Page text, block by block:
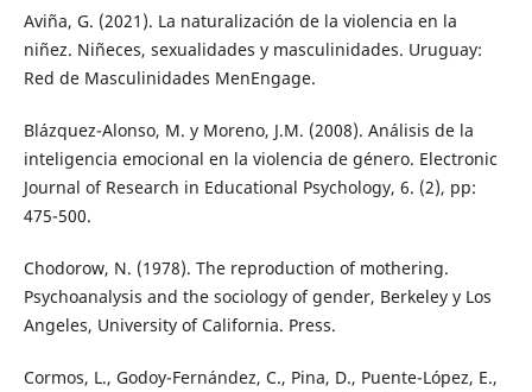
Aviña, G. (2021). La naturalización de la violencia en la
niñez. Niñeces, sexualidades y masculinidades. Uruguay:
Red de Masculinidades MenEngage.
Blázquez-Alonso, M. y Moreno, J.M. (2008). Análisis de la
inteligencia emocional en la violencia de género. Electronic
Journal of Research in Educational Psychology, 6. (2), pp:
475-500.
Chodorow, N. (1978). The reproduction of mothering.
Psychoanalysis and the sociology of gender, Berkeley y Los
Angeles, University of California. Press.
Cormos, L., Godoy-Fernández, C., Pina, D., Puente-López, E.,